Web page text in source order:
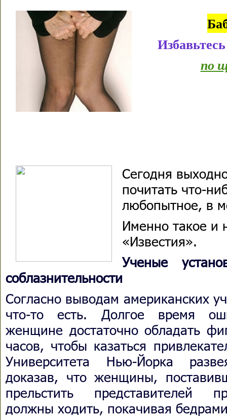
по
Сегодня
почитать что-
любопытное, в
Именно такое и
«Известия».
Ученые
соблазнительности
Согласно выводам американских
что-то есть. Долгое время
женщине достаточно обладать
часов, чтобы казаться
Университета Нью-Йорка
доказав, что женщины,
прельстить представителей
должны ходить, покачивая